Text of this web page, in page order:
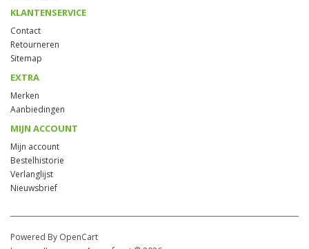
KLANTENSERVICE
Contact
Retourneren
Sitemap
EXTRA
Merken
Aanbiedingen
MIJN ACCOUNT
Mijn account
Bestelhistorie
Verlanglijst
Nieuwsbrief
Powered By OpenCart